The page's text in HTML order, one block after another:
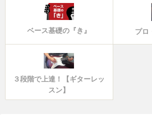
ベース基礎の『き』 プロ
３段階で上達！【ギターレッ
スン】